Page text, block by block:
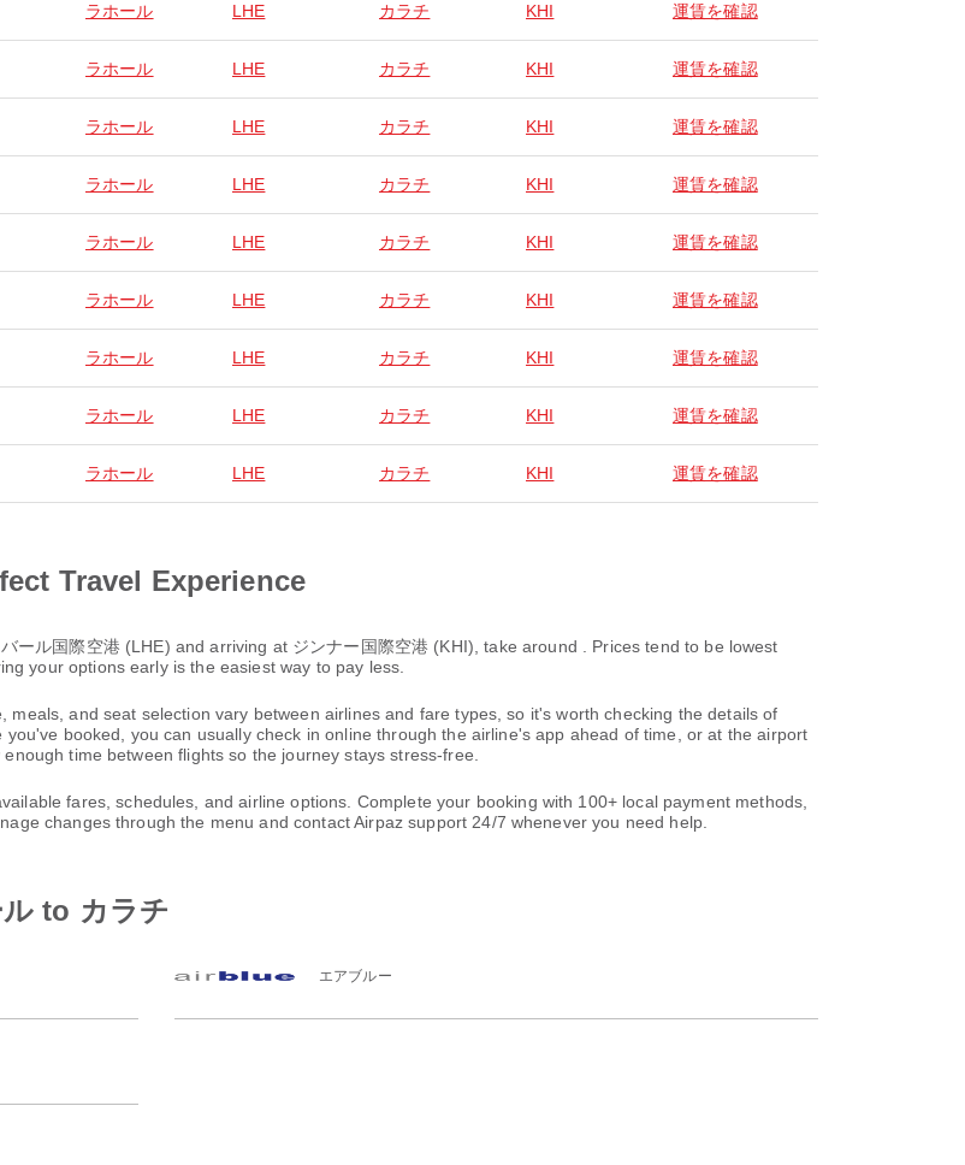
ラホール LHE カラチ KHI 運賃を確認
ラホール LHE カラチ KHI 運賃を確認
ラホール LHE カラチ KHI 運賃を確認
ラホール LHE カラチ KHI 運賃を確認
ラホール LHE カラチ KHI 運賃を確認
ラホール LHE カラチ KHI 運賃を確認
ラホール LHE カラチ KHI 運賃を確認
ラホール LHE カラチ KHI 運賃を確認
ラホール LHE カラチ KHI 運賃を確認
Travel Experience
ール国際空港 (LHE) and arriving at ジンナー国際空港 (KHI), take around . Prices tend to be lowest
your options early is the easiest way to pay less.
and seat selection vary between airlines and fare types, so it's worth checking the details of
booked, you can usually check in online through the airline's app ahead of time, or at the airport
time between flights so the journey stays stress-free.
fares, schedules, and airline options. Complete your booking with 100+ local payment methods,
changes through the menu and contact Airpaz support 24/7 whenever you need help.
to カラチ
エアブルー